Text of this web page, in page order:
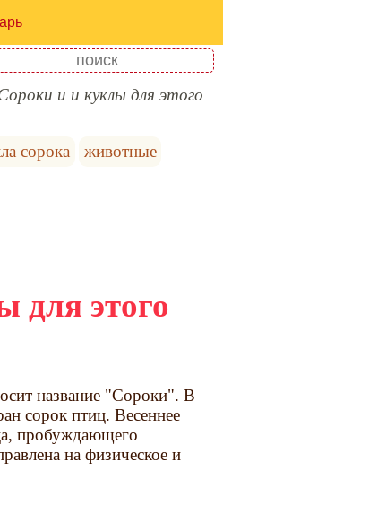
и и куклы для этого
сорока
животные
для этого
название "Сороки". В
сорок птиц. Весеннее
пробуждающего
на физическое и